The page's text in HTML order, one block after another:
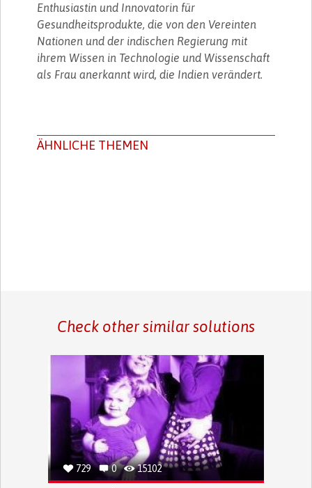
Enthusiastin und Innovatorin für
Gesundheitsprodukte, die von den Vereinten
Nationen und der indischen Regierung mit
ihrem Wissen in Technologie und Wissenschaft
als Frau anerkannt wird, die Indien verändert.
ÄHNLICHE THEMEN
Check other similar solutions
729 0 15102